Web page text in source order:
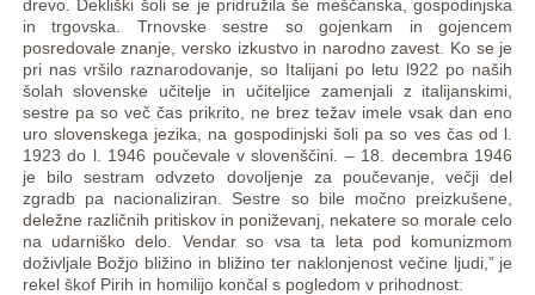
drevo. Dekliški šoli se je pridružila še meščanska, gospodinjska
in trgovska. Trnovske sestre so gojenkam in gojencem
posredovale znanje, versko izkustvo in narodno zavest. Ko se je
pri nas vršilo raznarodovanje, so Italijani po letu l922 po naših
šolah slovenske učitelje in učiteljice zamenjali z italijanskimi,
sestre pa so več čas prikrito, ne brez težav imele vsak dan eno
uro slovenskega jezika, na gospodinjski šoli pa so ves čas od l.
1923 do l. 1946 poučevale v slovenščini. – 18. decembra 1946
je bilo sestram odvzeto dovoljenje za poučevanje, večji del
zgradb pa nacionaliziran. Sestre so bile močno preizkušene,
deležne različnih pritiskov in poniževanj, nekatere so morale celo
na udarniško delo. Vendar so vsa ta leta pod komunizmom
doživljale Božjo bližino in bližino ter naklonjenost večine ljudi,” je
rekel škof Pirih in homilijo končal s pogledom v prihodnost: